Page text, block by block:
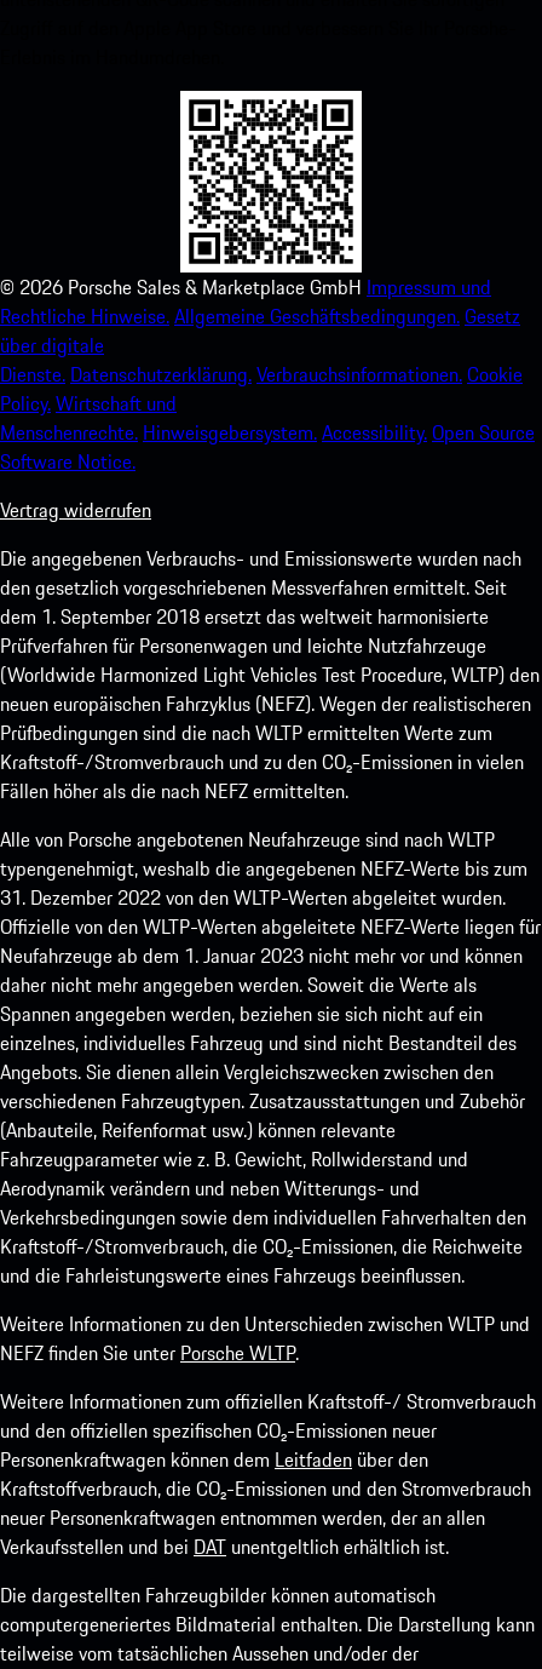
© 2026 Porsche Sales & Marketplace GmbH Impressum und
Rechtliche Hinweise.Allgemeine Geschäftsbedingungen.Gesetz
über digitale
Dienste. Datenschutzerklärung.Verbrauchsinformationen.Cookie
Policy.Wirtschaft und
Menschenrechte. Hinweisgebersystem.Accessibility.Open Source
Software Notice.
Vertrag widerrufen
Die angegebenen Verbrauchs- und Emissionswerte wurden nach
den gesetzlich vorgeschriebenen Messverfahren ermittelt. Seit
dem 1. September 2018 ersetzt das weltweit harmonisierte
Prüfverfahren für Personenwagen und leichte Nutzfahrzeuge
(Worldwide Harmonized Light Vehicles Test Procedure, WLTP) den
neuen europäischen Fahrzyklus (NEFZ). Wegen der realistischeren
Prüfbedingungen sind die nach WLTP ermittelten Werte zum
Kraftstoff-/Stromverbrauch und zu den CO₂-Emissionen in vielen
Fällen höher als die nach NEFZ ermittelten.
Alle von Porsche angebotenen Neufahrzeuge sind nach WLTP
typengenehmigt, weshalb die angegebenen NEFZ-Werte bis zum
31. Dezember 2022 von den WLTP-Werten abgeleitet wurden.
Offizielle von den WLTP-Werten abgeleitete NEFZ-Werte liegen für
Neufahrzeuge ab dem 1. Januar 2023 nicht mehr vor und können
daher nicht mehr angegeben werden. Soweit die Werte als
Spannen angegeben werden, beziehen sie sich nicht auf ein
einzelnes, individuelles Fahrzeug und sind nicht Bestandteil des
Angebots. Sie dienen allein Vergleichszwecken zwischen den
verschiedenen Fahrzeugtypen. Zusatzausstattungen und Zubehör
(Anbauteile, Reifenformat usw.) können relevante
Fahrzeugparameter wie z. B. Gewicht, Rollwiderstand und
Aerodynamik verändern und neben Witterungs- und
Verkehrsbedingungen sowie dem individuellen Fahrverhalten den
Kraftstoff-/Stromverbrauch, die CO₂-Emissionen, die Reichweite
und die Fahrleistungswerte eines Fahrzeugs beeinflussen.
Weitere Informationen zu den Unterschieden zwischen WLTP und
NEFZ finden Sie unter Porsche WLTP.
Weitere Informationen zum offiziellen Kraftstoff-/ Stromverbrauch
und den offiziellen spezifischen CO₂-Emissionen neuer
Personenkraftwagen können dem Leitfaden über den
Kraftstoffverbrauch, die CO₂-Emissionen und den Stromverbrauch
neuer Personenkraftwagen entnommen werden, der an allen
Verkaufsstellen und bei DAT unentgeltlich erhältlich ist.
Die dargestellten Fahrzeugbilder können automatisch
computergeneriertes Bildmaterial enthalten. Die Darstellung kann
teilweise vom tatsächlichen Aussehen und/oder der